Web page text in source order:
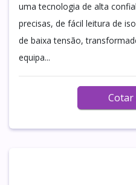
uma tecnologia de alta
precisas, de fácil leitura de
de baixa tensão,
equipa...